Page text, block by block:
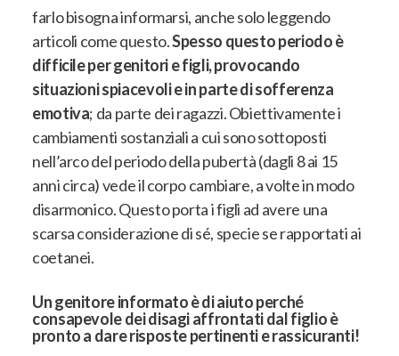
farlo bisogna informarsi, anche solo leggendo
articoli come questo.Spesso questo periodo è
difficile per genitori e figli, provocando
situazioni spiacevoli e in parte di sofferenza
emotiva; da parte dei ragazzi.Obiettivamente i
cambiamenti sostanziali a cui sono sottoposti
nell’arco del periodo della pubertà (dagli 8 ai 15
anni circa) vede il corpo cambiare, a volte in modo
disarmonico. Questo porta i figli ad avere una
scarsa considerazione di sé, specie se rapportati ai
coetanei.
Un genitore informato è di aiuto perché
consapevole dei disagi affrontati dal figlio è
pronto a dare risposte pertinenti e rassicuranti!